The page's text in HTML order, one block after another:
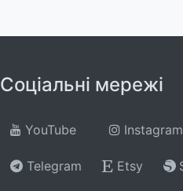
Соціальні мережі
YouTube Instagram
Telegram Etsy